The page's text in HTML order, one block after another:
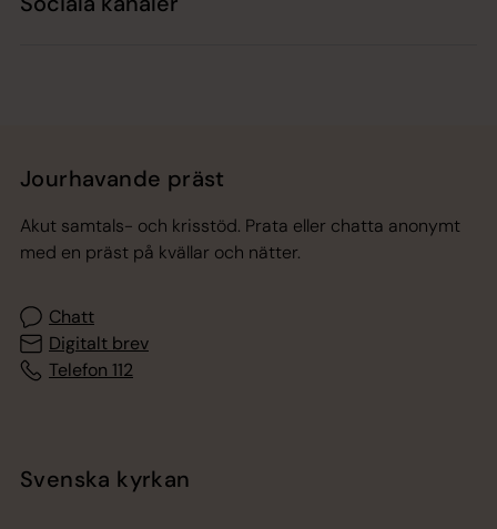
Jourhavande präst
Akut samtals- och krisstöd. Prata eller chatta anonymt
med en präst på kvällar och nätter.
Chatt
Digitalt brev
Telefon 112
Svenska kyrkan